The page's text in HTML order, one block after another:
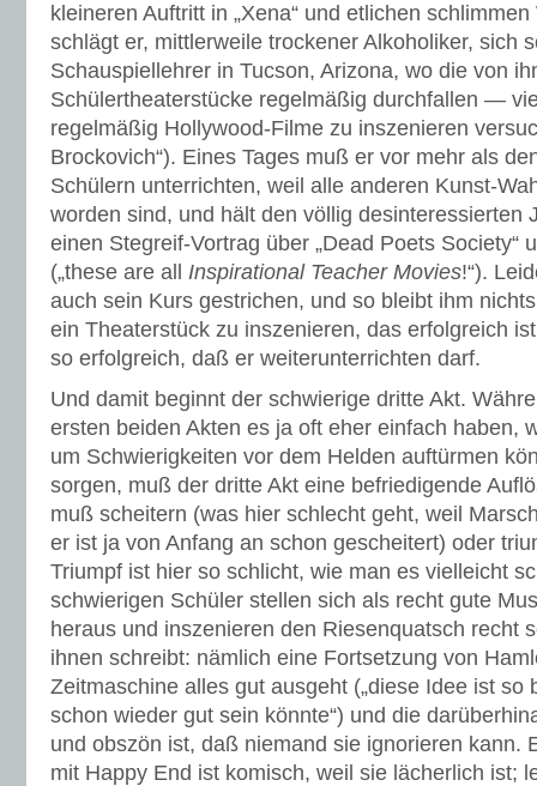
kleineren Auftritt in „Xena“ und etlichen
schlägt er, mittlerweile trockener Alkoholiker, sich
Schauspiellehrer in Tucson, Arizona, wo die von
Schülertheaterstücke regelmäßig durchfallen —
regelmäßig Hollywood-Filme zu inszenieren
Brockovich“). Eines Tages muß er vor mehr als
Schülern unterrichten, weil alle anderen Kunst-
worden sind, und hält den völlig desinteressierten
einen Stegreif-Vortrag über „Dead Poets Society“
(„these are all Inspirational Teacher Movies!“).
auch sein Kurs gestrichen, und so bleibt ihm
ein Theaterstück zu inszenieren, das erfolgreich
so erfolgreich, daß er weiterunterrichten darf.
Und damit beginnt der schwierige dritte Akt.
ersten beiden Akten es ja oft eher einfach haben,
um Schwierigkeiten vor dem Helden auftürmen
sorgen, muß der dritte Akt eine befriedigende
muß scheitern (was hier schlecht geht, weil
er ist ja von Anfang an schon gescheitert) oder
Triumpf ist hier so schlicht, wie man es vielleicht
schwierigen Schüler stellen sich als recht gute
heraus und inszenieren den Riesenquatsch recht
ihnen schreibt: nämlich eine Fortsetzung von
Zeitmaschine alles gut ausgeht („diese Idee ist so
schon wieder gut sein könnte“) und die
und obszön ist, daß niemand sie ignorieren kann.
mit Happy End ist komisch, weil sie lächerlich ist;